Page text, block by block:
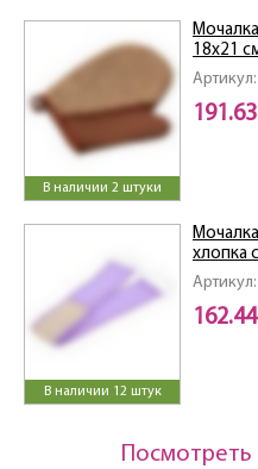
В наличии 2 штуки
18х21
В наличии 12 штук
хлопка
см
Посмотреть